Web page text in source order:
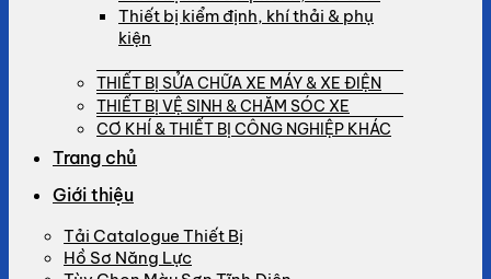
Thiết bị kiểm định, khí thải & phụ
kiện
THIẾT BỊ SỬA CHỮA XE MÁY & XE ĐIỆN
THIẾT BỊ VỆ SINH & CHĂM SÓC XE
CƠ KHÍ & THIẾT BỊ CÔNG NGHIỆP KHÁC
Trang chủ
Giới thiệu
Tải Catalogue Thiết Bị
Hồ Sơ Năng Lực